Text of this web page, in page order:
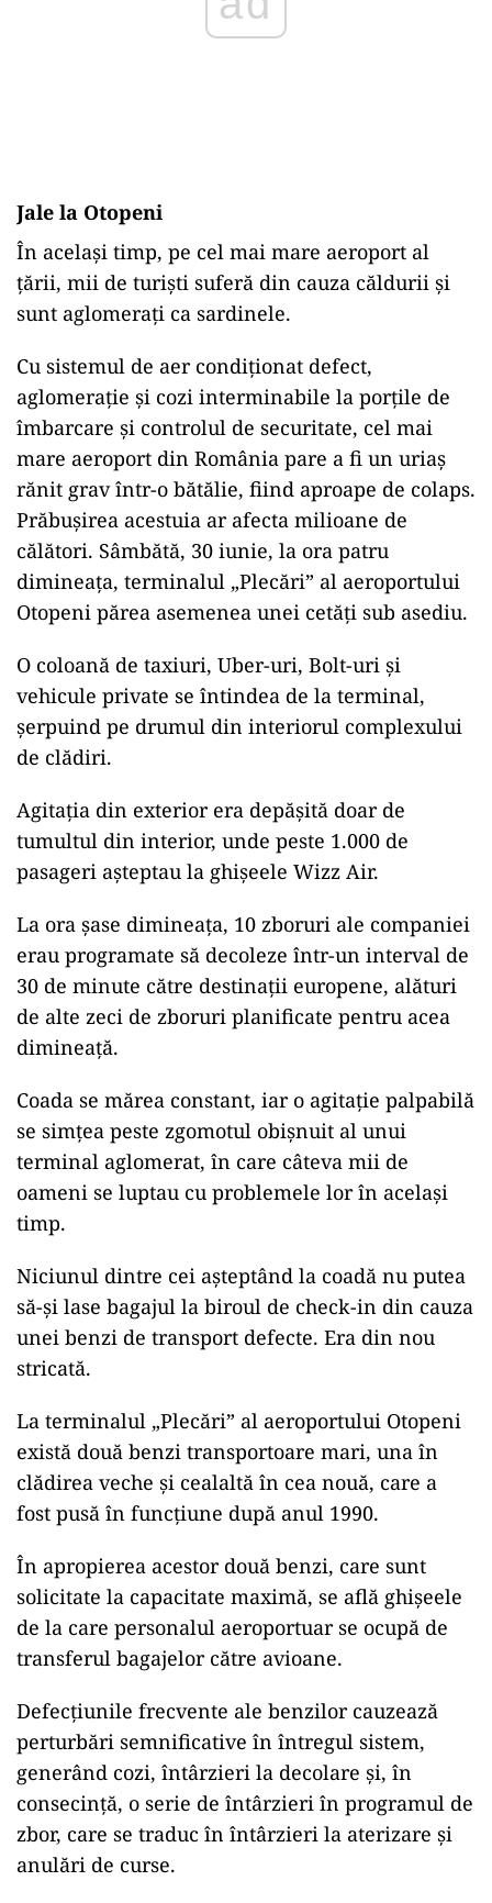
Jale la Otopeni
În același timp, pe cel mai mare aeroport al
țării, mii de turiști suferă din cauza căldurii și
sunt aglomerați ca sardinele.
Cu sistemul de aer condiționat defect,
aglomerație și cozi interminabile la porțile de
îmbarcare și controlul de securitate, cel mai
mare aeroport din România pare a fi un uriaș
rănit grav într-o bătălie, fiind aproape de colaps.
Prăbușirea acestuia ar afecta milioane de
călători. Sâmbătă, 30 iunie, la ora patru
dimineața, terminalul „Plecări” al aeroportului
Otopeni părea asemenea unei cetăți sub asediu.
O coloană de taxiuri, Uber-uri, Bolt-uri și
vehicule private se întindea de la terminal,
șerpuind pe drumul din interiorul complexului
de clădiri.
Agitația din exterior era depășită doar de
tumultul din interior, unde peste 1.000 de
pasageri așteptau la ghișeele Wizz Air.
La ora șase dimineața, 10 zboruri ale companiei
erau programate să decoleze într-un interval de
30 de minute către destinații europene, alături
de alte zeci de zboruri planificate pentru acea
dimineață.
Coada se mărea constant, iar o agitație palpabilă
se simțea peste zgomotul obișnuit al unui
terminal aglomerat, în care câteva mii de
oameni se luptau cu problemele lor în același
timp.
Niciunul dintre cei așteptând la coadă nu putea
să-și lase bagajul la biroul de check-in din cauza
unei benzi de transport defecte. Era din nou
stricată.
La terminalul „Plecări” al aeroportului Otopeni
există două benzi transportoare mari, una în
clădirea veche și cealaltă în cea nouă, care a
fost pusă în funcțiune după anul 1990.
În apropierea acestor două benzi, care sunt
solicitate la capacitate maximă, se află ghișeele
de la care personalul aeroportuar se ocupă de
transferul bagajelor către avioane.
Defecțiunile frecvente ale benzilor cauzează
perturbări semnificative în întregul sistem,
generând cozi, întârzieri la decolare și, în
consecință, o serie de întârzieri în programul de
zbor, care se traduc în întârzieri la aterizare și
anulări de curse.